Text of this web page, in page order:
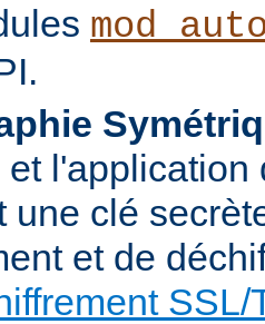
et
une clé
et de
SSL/